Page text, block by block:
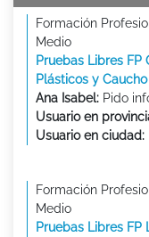
Formación
Medio
Pruebas Libres
Plásticos y Caucho
Ana Isabel: Pido
Usuario en
Usuario en ciudad:
Formación
Medio
Pruebas Libres FP